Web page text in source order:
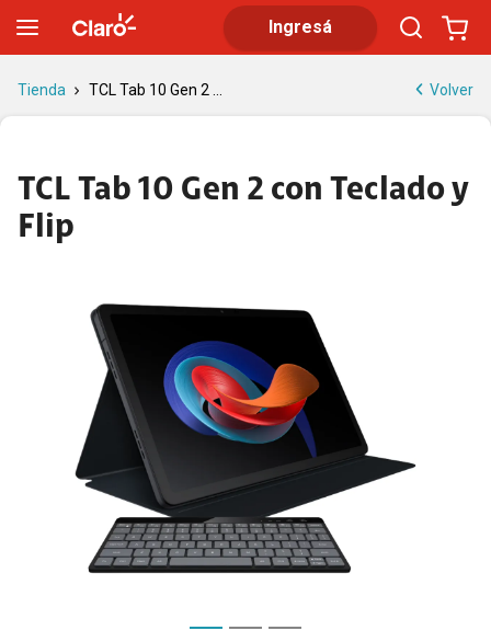
Ingresá
Tienda TCL Tab 10 Gen 2 ... Volver
TCL Tab 10 Gen 2 con Teclado y
Flip
TCL Tab 10 Gen 2 con Teclado y Flip | Tienda Claro